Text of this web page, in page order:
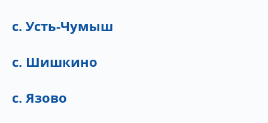
с. Усть-Чумыш
с. Шишкино
с. Язово